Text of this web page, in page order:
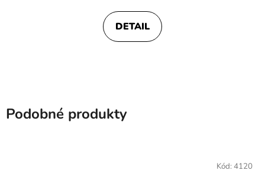
DETAIL
Podobné produkty
Kód: 4120